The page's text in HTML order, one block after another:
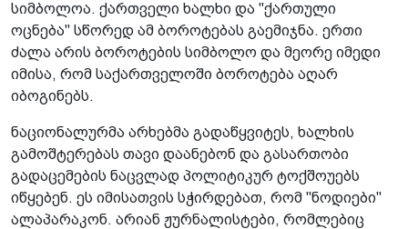
სიმბოლოა. ქართველი ხალხი და "ქართული
ოცნება" სწორედ ამ ბოროტებას გაემიჯნა. ერთი
ძალა არის ბოროტების სიმბოლო და მეორე იმედი
იმისა, რომ საქართველოში ბოროტება აღარ
იბოგინებს.
ნაციონალურმა არხებმა გადაწყვიტეს, ხალხის
გამოშტერებას თავი დაანებონ და გასართობი
გადაცემების ნაცვლად პოლიტიკურ ტოქშოუებს
იწყებენ. ეს იმისათვის სჭირდებათ, რომ "ნოდიები"
ალაპარაკონ. არიან ჟურნალისტები, რომლებიც